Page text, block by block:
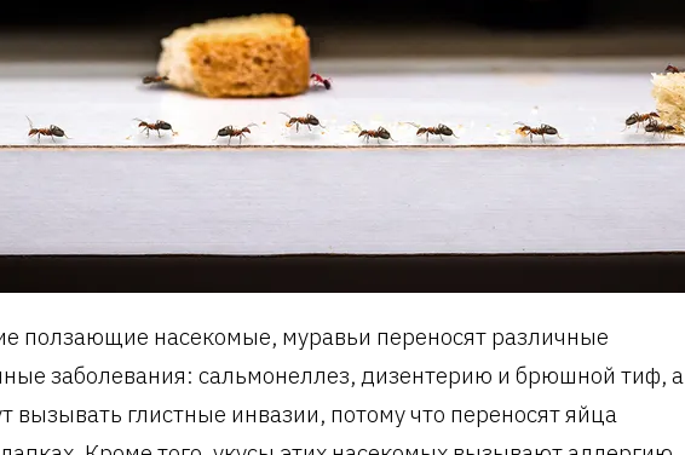
ползающие насекомые, муравьи переносят различные
заболевания: сальмонеллез, дизентерию и брюшной тиф, а
вызывать глистные инвазии, потому что переносят яйца